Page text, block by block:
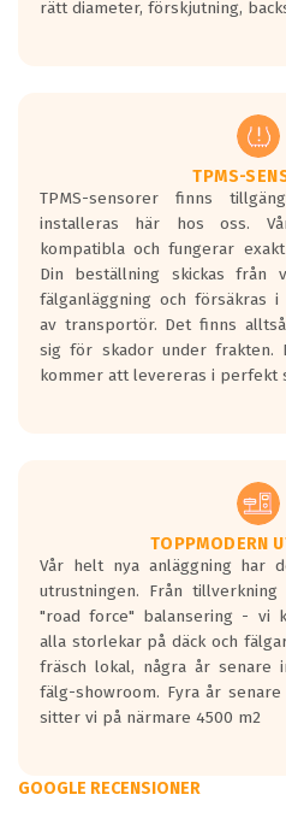
rätt diameter, förskjutning,
TPMS-
TPMS-sensorer finns
installeras här hos oss.
kompatibla och fungerar
Din beställning skickas från
fälganläggning och försäkras
av transportör. Det finns
sig för skador under frakten.
kommer att levereras i perfekt
TOPPMODERN
Vår helt nya anläggning har
utrustningen. Från
"road force" balansering - vi
alla storlekar på däck och
fräsch lokal, några år senare
fälg-showroom. Fyra år
sitter vi på närmare 4500 m2
GOOGLE RECENSIONER